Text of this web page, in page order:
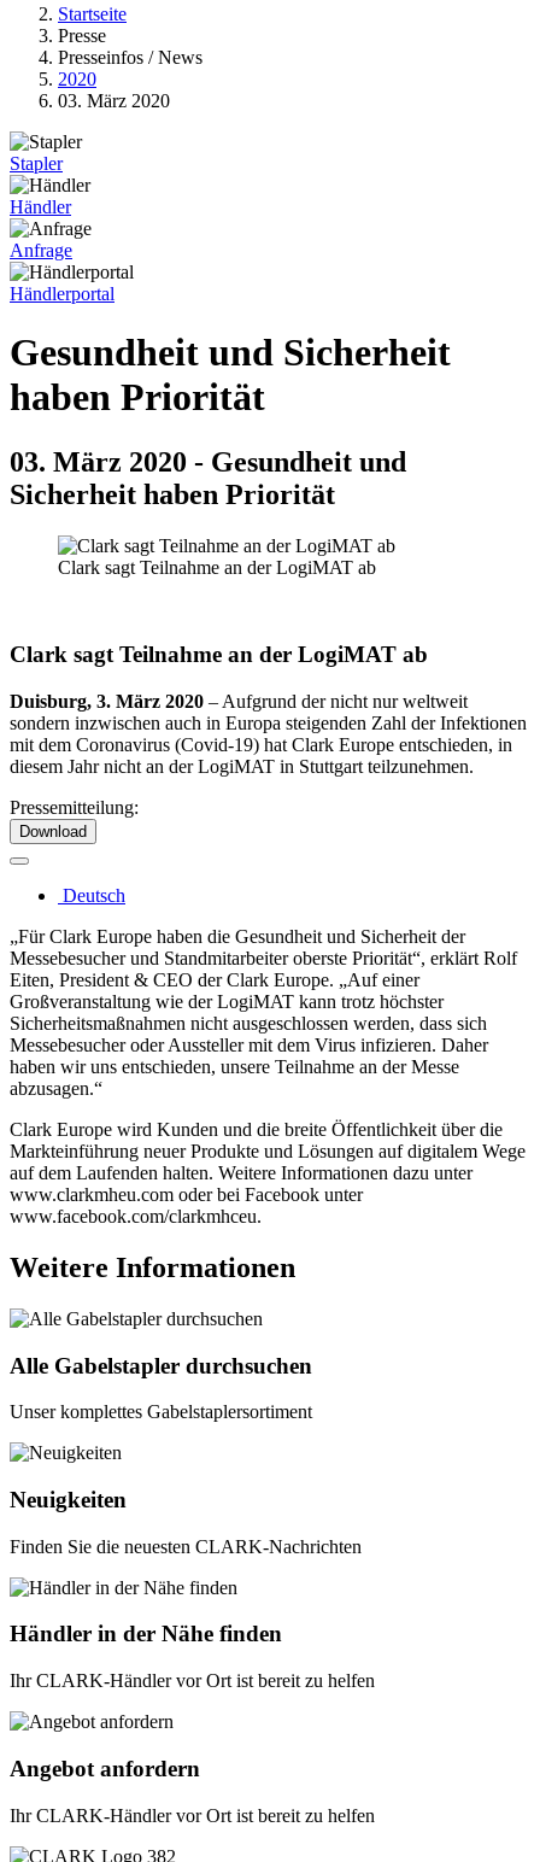
Startseite
Presse
Presseinfos / News
2020
03. März 2020
Stapler
Händler
Anfrage
Händlerportal
Gesundheit und Sicherheit
haben Priorität
03. März 2020 - Gesundheit und
Sicherheit haben Priorität
Clark sagt Teilnahme an der LogiMAT ab
Clark sagt Teilnahme an der LogiMAT ab
Duisburg, 3. März 2020 – Aufgrund der nicht nur weltweit
sondern inzwischen auch in Europa steigenden Zahl der Infektionen
mit dem Coronavirus (Covid-19) hat Clark Europe entschieden, in
diesem Jahr nicht an der LogiMAT in Stuttgart teilzunehmen.
Pressemitteilung:
Download
Deutsch
„Für Clark Europe haben die Gesundheit und Sicherheit der
Messebesucher und Standmitarbeiter oberste Priorität“, erklärt Rolf
Eiten, President & CEO der Clark Europe. „Auf einer
Großveranstaltung wie der LogiMAT kann trotz höchster
Sicherheitsmaßnahmen nicht ausgeschlossen werden, dass sich
Messebesucher oder Aussteller mit dem Virus infizieren. Daher
haben wir uns entschieden, unsere Teilnahme an der Messe
abzusagen.“
Clark Europe wird Kunden und die breite Öffentlichkeit über die
Markteinführung neuer Produkte und Lösungen auf digitalem Wege
auf dem Laufenden halten. Weitere Informationen dazu unter
www.clarkmheu.com oder bei Facebook unter
www.facebook.com/clarkmhceu.
Weitere Informationen
Alle Gabelstapler durchsuchen
Unser komplettes Gabelstaplersortiment
Neuigkeiten
Finden Sie die neuesten CLARK-Nachrichten
Händler in der Nähe finden
Ihr CLARK-Händler vor Ort ist bereit zu helfen
Angebot anfordern
Ihr CLARK-Händler vor Ort ist bereit zu helfen